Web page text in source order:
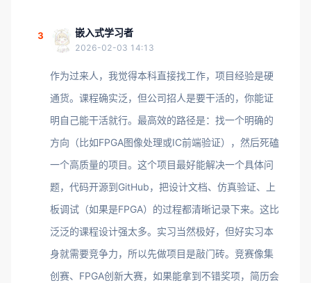
3 嵌入式学习者
2026-02-03 14:13
作为过来人，我觉得本科直接找工作，项目经验是硬
通货。课程确实泛，但公司招人是要干活的，你能证
明自己能干活就行。最高效的路径是：找一个明确的
方向（比如FPGA图像处理或IC前端验证），然后死磕
一个高质量的项目。这个项目最好能解决一个具体问
题，代码开源到GitHub，把设计文档、仿真验证、上
板调试（如果是FPGA）的过程都清晰记录下来。这比
泛泛的课程设计强太多。实习当然极好，但好实习本
身就需要竞争力，所以先做项目是敲门砖。竞赛像集
创赛、FPGA创新大赛，如果能拿到不错奖项，简历会